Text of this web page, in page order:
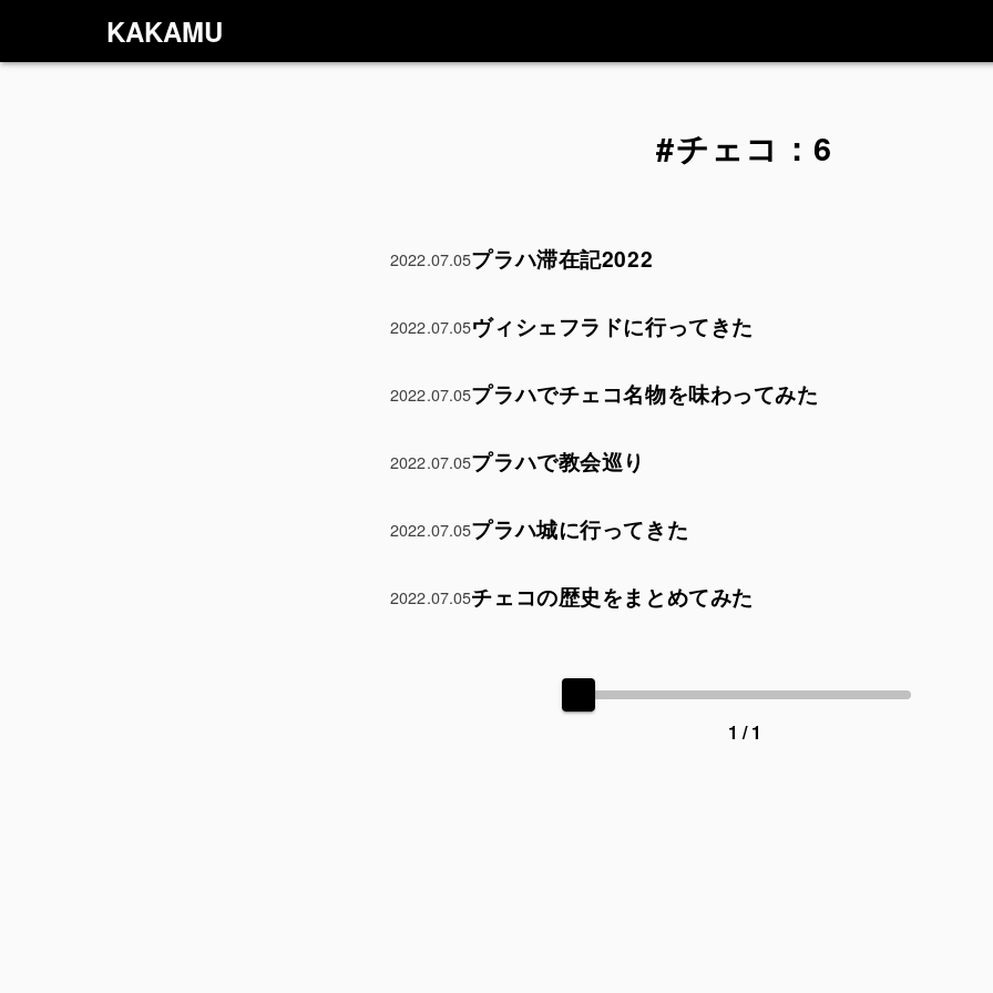
KAKAMU
#チェコ：6
2022.07.05プラハ滞在記2022
2022.07.05ヴィシェフラドに行ってきた
2022.07.05プラハでチェコ名物を味わってみた
2022.07.05プラハで教会巡り
2022.07.05プラハ城に行ってきた
2022.07.05チェコの歴史をまとめてみた
1 / 1